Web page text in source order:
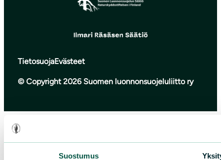
Suostumus
TietosuojaEvästeet
© Copyright 2026 Suomen luonnonsuojeluliitto ry